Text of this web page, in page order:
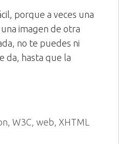
porque a veces una
imagen de otra
no te puedes ni
da, hasta que la
W3C web XHTML